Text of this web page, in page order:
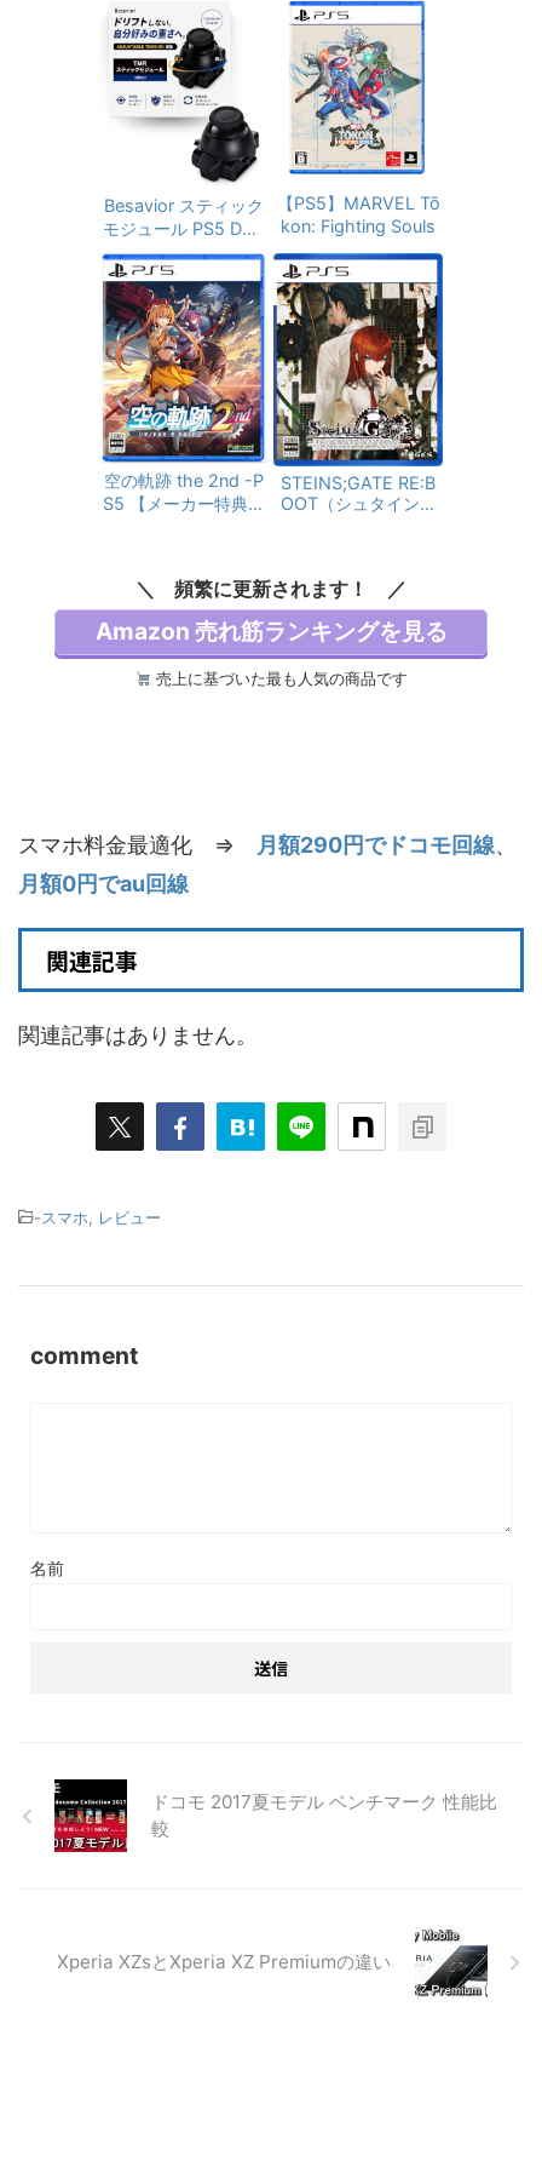
ンラインコード版
ューム「APOCALYP
SE」が入手できるダ
ウンロードコード 同
梱
Besavior スティック
モジュール PS5 Dual
Sense Edge 用 TMR
電磁式 Adjustable T
ension搭載 ドリフト
対策 重さ調整可能 高
精度エイム 工具不要
はんだ付け不要 面倒
な設定不要 プラグア
ンドプレイ デュアル
センスエッジ 交換モ
ジュール
【PS5】MARVEL Tō
kon: Fighting Souls
空の軌跡 the 2nd -P
S5 【メーカー特典あ
回限定特典 DLC衣装
『ヨシュア』
STEINS;GATE RE:B
OOT（シュタインズ
間のオクテット」 同
梱 - PS5
頻繁に更新されます！
Amazon 売れ筋ランキングを見る
売上に基づいた最も人気の商品です
スマホ料金最適化 ⇒ 月額290円でドコモ回線、
月額0円でau回線
関連記事
関連記事はありません。
-スマホ, レビュー
comment
名前
ドコモ 2017夏モデル ベンチマーク 性能比
較
Xperia XZsとXperia XZ Premiumの違い